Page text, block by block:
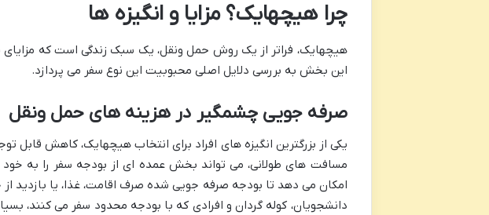
چرا هیچهایک؟ مزایا و انگیزه ها
هیچهایک، فراتر از یک روش حمل ونقل، یک سبک زندگی است که مزایای
این بخش به بررسی دلایل اصلی محبوبیت این نوع سفر می پردازد.
صرفه جویی چشمگیر در هزینه های حمل ونقل
یکی از بزرگترین انگیزه های افراد برای انتخاب هیچهایک، کاهش قابل
مسافت های طولانی، می تواند بخش عمده ای از بودجه سفر را به
امکان می دهد تا بودجه صرفه جویی شده صرف اقامت، غذا، یا بازدید
دانشجویان، کوله گردان و افرادی که با بودجه محدود سفر می کنند،